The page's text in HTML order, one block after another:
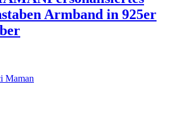
Armband in 925er
Maman